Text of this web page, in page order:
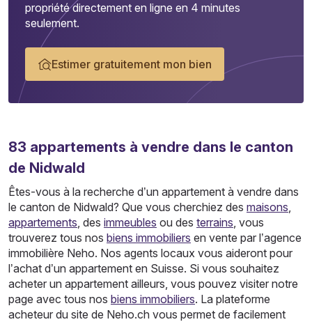
propriété directement en ligne en 4 minutes
seulement.
Estimer gratuitement mon bien
83 appartements à vendre dans le canton
de Nidwald
Êtes-vous à la recherche d’un appartement à vendre dans
le canton de Nidwald? Que vous cherchiez des maisons,
appartements, des immeubles ou des terrains, vous
trouverez tous nos biens immobiliers en vente par l’agence
immobilière Neho. Nos agents locaux vous aideront pour
l’achat d’un appartement en Suisse. Si vous souhaitez
acheter un appartement ailleurs, vous pouvez visiter notre
page avec tous nos biens immobiliers. La plateforme
acheteur du site de Neho.ch vous permet de facilement